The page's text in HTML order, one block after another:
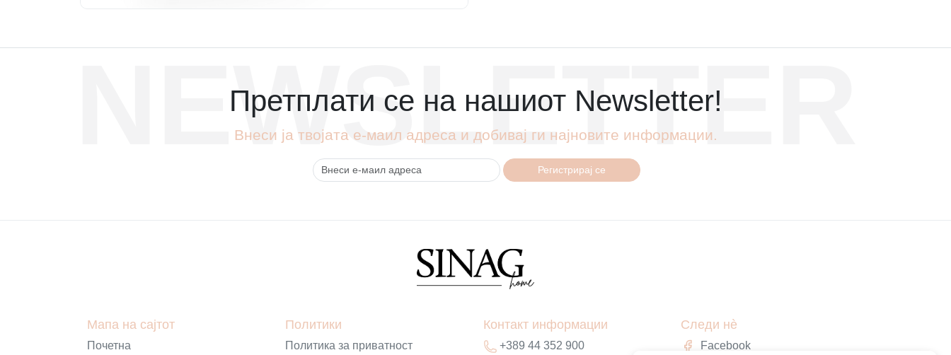
NEWSLETTER
Претплати се на нашиот Newsletter!
Внеси ја твојата е-маил адреса и добивај ги најновите информации.
Регистрирај се
Мапа на сајтот
Почетна
Политики
Политика за приватност
Контакт информации
+389 44 352 900
Следи нè
Facebook